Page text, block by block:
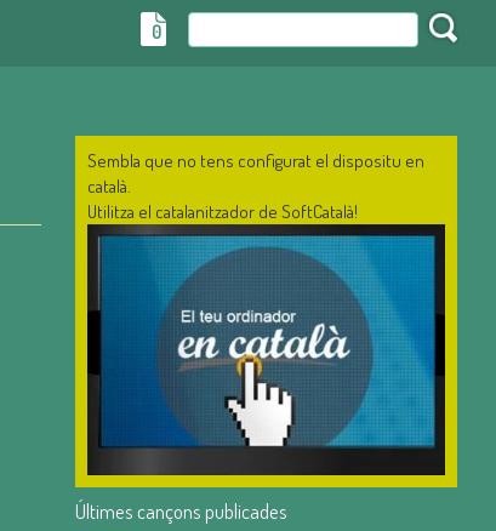
0
Sembla que no tens configurat el dispositu en
català.
Utilitza el catalanitzador de SoftCatalà!
Últimes cançons publicades